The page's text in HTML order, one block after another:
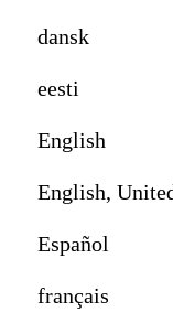
dansk
eesti
English
English,
Español
français